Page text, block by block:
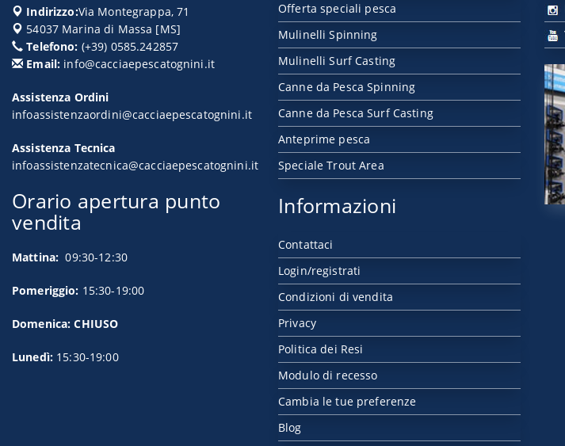
Indirizzo:Via Montegrappa, 71
54037 Marina di Massa [MS]
Telefono: (+39) 0585.242857
Email: info@cacciaepescatognini.it
Assistenza Ordini
infoassistenzaordini@cacciaepescatognini.it
Assistenza Tecnica
infoassistenzatecnica@cacciaepescatognini.it
Orario apertura punto
vendita
Mattina: 09:30-12:30
Pomeriggio: 15:30-19:00
Domenica: CHIUSO
Lunedì: 15:30-19:00
Offerta speciali pesca
Mulinelli Spinning
Mulinelli Surf Casting
Canne da Pesca Spinning
Canne da Pesca Surf Casting
Anteprime pesca
Speciale Trout Area
Informazioni
Contattaci
Login/registrati
Condizioni di vendita
Privacy
Politica dei Resi
Modulo di recesso
Cambia le tue preferenze
Blog